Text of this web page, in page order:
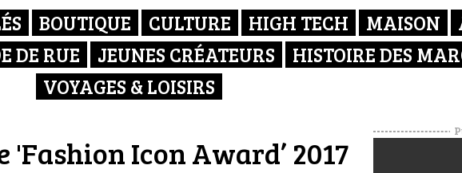
BOUTIQUE CULTURE HIGH TECH MAISON
DE RUE JEUNES CRÉATEURS HISTOIRE DES
VOYAGES & LOISIRS
Icon Award’ 2017